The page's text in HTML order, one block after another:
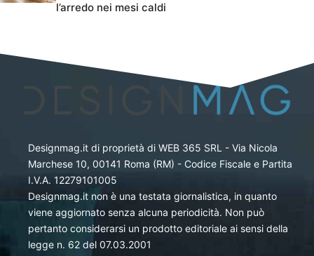
l’arredo nei mesi caldi
Designmag.it di proprietà di WEB 365 SRL - Via Nicola
Marchese 10, 00141 Roma (RM) - Codice Fiscale e Partita
I.V.A. 12279101005
Designmag.it non è una testata giornalistica, in quanto
viene aggiornato senza alcuna periodicità. Non può
pertanto considerarsi un prodotto editoriale ai sensi della
legge n. 62 del 07.03.2001